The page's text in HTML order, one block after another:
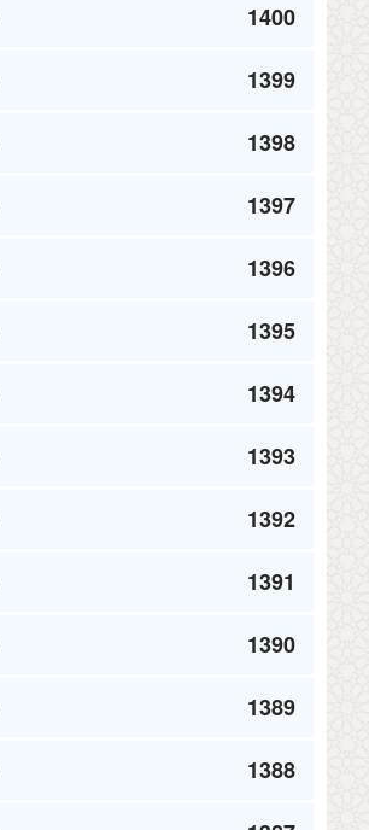
1400
1399
1398
1397
1396
1395
1394
1393
1392
1391
1390
1389
1388